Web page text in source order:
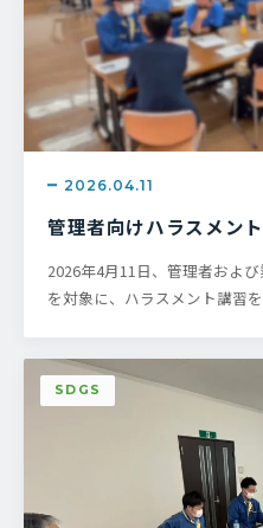
2026.04.11
管理者向けハラスメン
2026年4月11日、管理者およ
を対象に、ハラスメント講習
SDGS